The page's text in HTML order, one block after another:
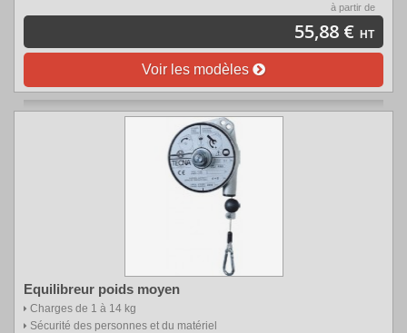
à partir de
55,88 € HT
Voir les modèles
Equilibreur poids moyen
Charges de 1 à 14 kg
Sécurité des personnes et du matériel